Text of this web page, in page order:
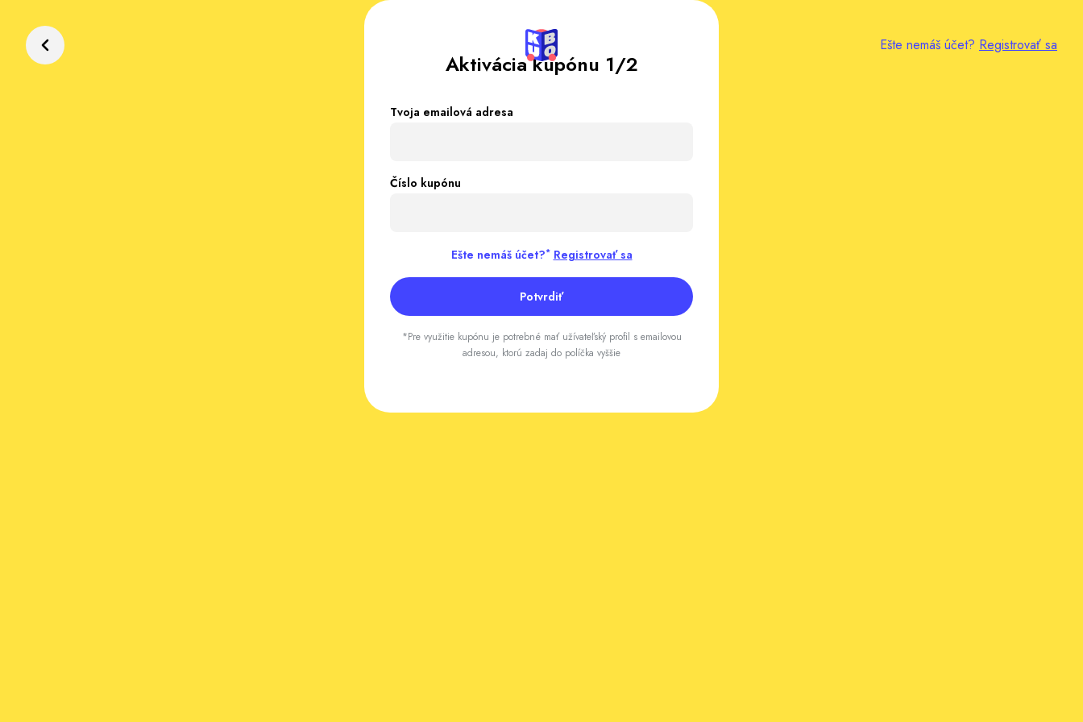
Ešte nemáš účet? Registrovať sa
Aktivácia kupónu 1/2
Tvoja emailová adresa
Číslo kupónu
Ešte nemáš účet?* Registrovať sa
Potvrdiť
*Pre využitie kupónu je potrebné mať užívateľský profil s emailovou
adresou, ktorú zadaj do políčka vyššie